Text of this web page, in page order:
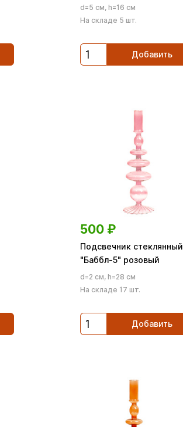
d=5 см, h=16 см
На складе 5 шт.
Добавить
500 ₽
Подсвечник стеклянный
"Баббл-5" розовый
d=2 см, h=28 см
На складе 17 шт.
Добавить